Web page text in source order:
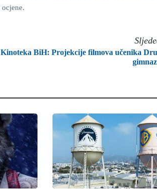
Kinoteka BiH: Projekcije filmova učenika